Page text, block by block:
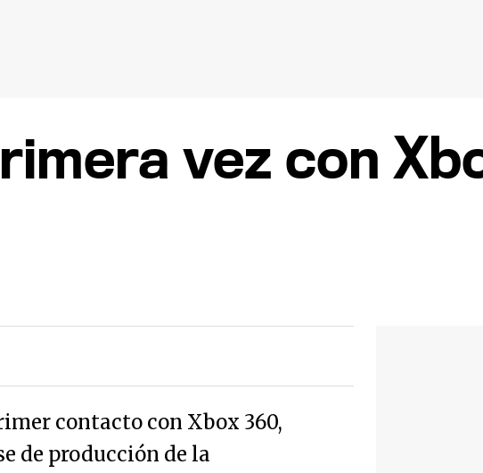
vez con
contacto con Xbox 360,
de producción de la